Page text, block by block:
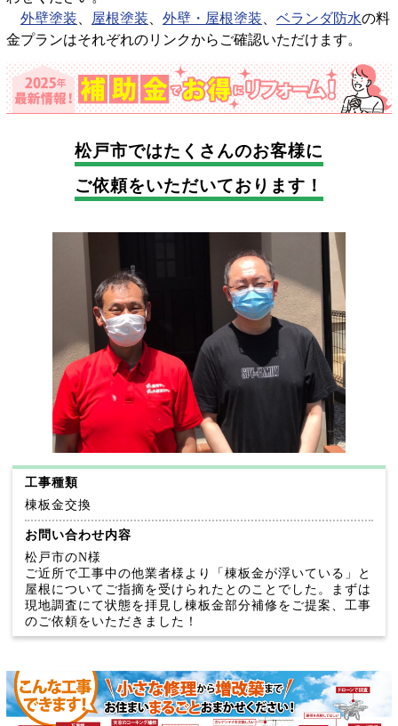
外壁塗装
屋根塗装 外壁・屋根塗装 ベランダ防水の料
金プランはそれぞれのリンクからご確認いただけます。
松戸市ではたくさんのお客様に
ご依頼をいただいております！
工事種類
棟板金交換
お問い合わせ内容
松戸市のN様
ご近所で工事中の他業者様より「棟板金が浮いている」と
屋根についてご指摘を受けられたとのことでした。まずは
現地調査にて状態を拝見し棟板金部分補修をご提案、工事
のご依頼をいただきました！